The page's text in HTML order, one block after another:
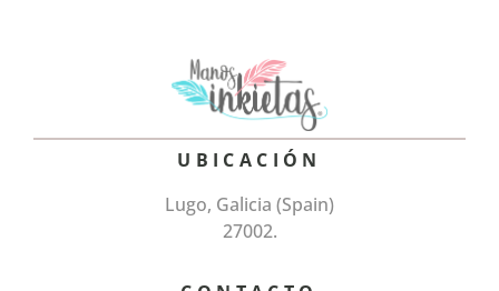
UBICACIÓN
Lugo, Galicia (Spain)
27002.